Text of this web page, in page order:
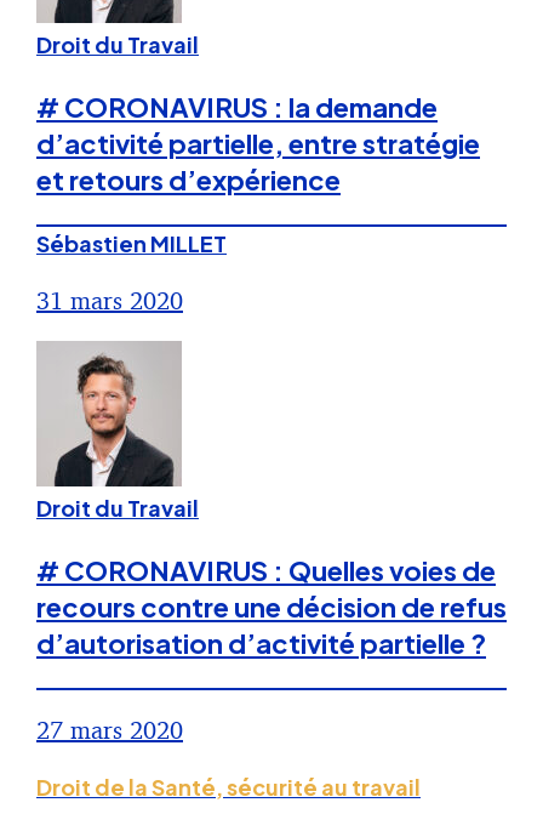
Droit du Travail
# CORONAVIRUS : la demande
d’activité partielle, entre stratégie
et retours d’expérience
Sébastien MILLET
31 mars 2020
Droit du Travail
# CORONAVIRUS : Quelles voies de
recours contre une décision de refus
d’autorisation d’activité partielle ?
27 mars 2020
Droit de la Santé, sécurité au travail